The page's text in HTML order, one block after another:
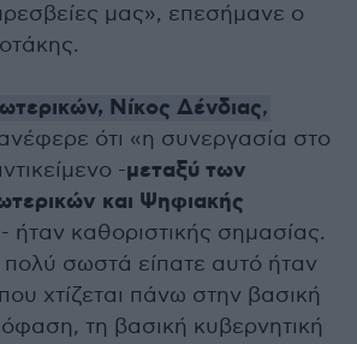
μας», επεσήμανε ο
Νίκος Δένδιας,
ότι «η συνεργασία στο
-μεταξύ των
και Ψηφιακής
- ήταν καθοριστικής σημασίας.
σωστά είπατε αυτό ήταν
χτίζεται πάνω στην βασική
τη βασική κυβερνητική